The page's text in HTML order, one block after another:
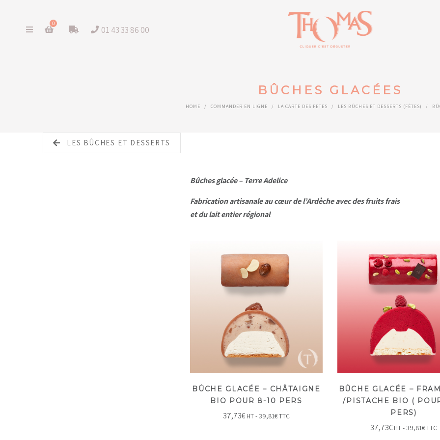
0
01 43 33 86 00
BÛCHES GLACÉES
HOME / COMMANDER EN LIGNE / LA CARTE DES FETES / LES BÛCHES ET DESSERTS (FÊTES) /
LES BÛCHES ET DESSERTS
Bûches glacée – Terre Adelice
Fabrication artisanale au cœur de l’Ardèche avec des fruits frais
et du lait entier régional
BÛCHE GLACÉE – CHÂTAIGNE
BIO POUR 8-10 PERS
37,73€ HT -39,81€TTC
BÛCHE GLACÉE –
/PISTACHE BIO (
PERS)
37,73€ HT -39,81€TTC